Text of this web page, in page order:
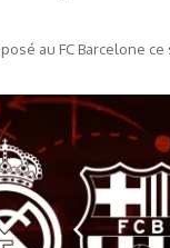
au FC Barcelone